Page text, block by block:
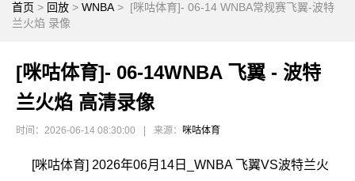
首页 > 回放 > WNBA > [咪咕体育]- 06-14 WNBA常规赛飞翼-波特
兰火焰 录像
[咪咕体育]- 06-14WNBA 飞翼 - 波特
兰火焰 高清录像
时间：2026-06-14 08:30:00 来源： 咪咕体育
[咪咕体育] 2026年06月14日_WNBA 飞翼VS波特兰火